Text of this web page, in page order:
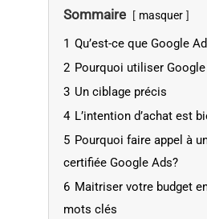
Sommaire masquer
1 Qu’est-ce que Google
2 Pourquoi utiliser
3 Un ciblage précis
4 L’intention d’achat est
5 Pourquoi faire appel à
certifiée Google Ads?
6 Maitriser votre budget
mots clés